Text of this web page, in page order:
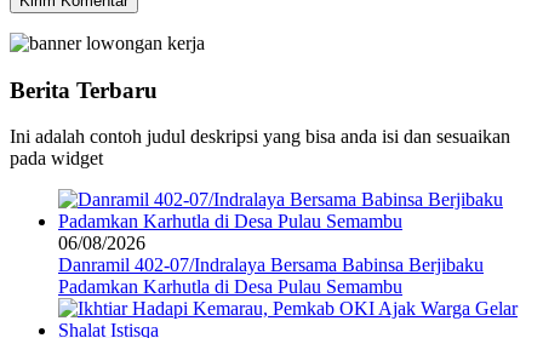
Berita Terbaru
Ini adalah contoh judul deskripsi yang bisa anda isi dan sesuaikan
pada widget
06/08/2026
Danramil 402-07/Indralaya Bersama Babinsa Berjibaku
Padamkan Karhutla di Desa Pulau Semambu